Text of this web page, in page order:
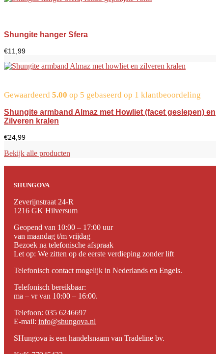
Shungite hanger Sfera
€11,99
Gewaardeerd 5.00 op 5 gebaseerd op 1 klantbeoordeling
Shungite armband Almaz met Howliet (facet geslepen) en
Zilveren kralen
€24,99
Bekijk alle producten
SHUNGOVA
Zeverijnstraat 24-R
1216 GK Hilversum
Geopend van 10:00 – 17:00 uur
van maandag t/m vrijdag
Bezoek na telefonische afspraak
Let op: We zitten op de eerste verdieping zonder lift
Telefonisch contact mogelijk in Nederlands en Engels.
Telefonisch bereikbaar:
ma – vr van 10:00 – 16:00.
Telefoon: 035 6246697
E-mail: info@shungova.nl
SHungova is een handelsnaam van Tradeline bv.